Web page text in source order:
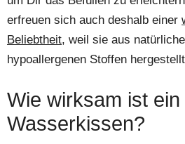
erfreuen sich auch deshalb einer
Beliebtheit, weil sie aus
hypoallergenen Stoffen
Wie wirksam ist ein
Wasserkissen?